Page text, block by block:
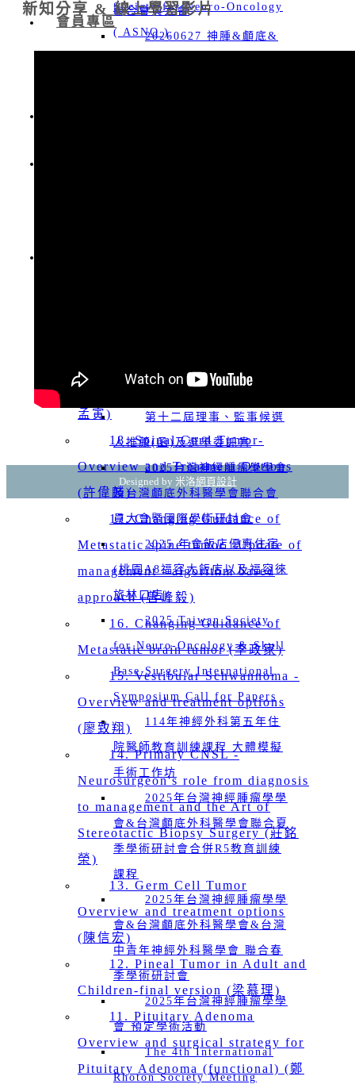
聯合會員大會
20260627 神腫&顱底&
第十二屆理事、監事候選
人推薦(函)及選舉委託書
2025台灣神經腫瘤學學會
及台灣顱底外科醫學會聯合會
員大會暨國際學術研討會
2025 年會飯店優惠住宿
(桃園A8福容大飯店以及福容徠
旅林口店)
2025 Taiwan Society
for Neuro-Oncology & Skull
Base Surgery International
Symposium Call for Papers
114年神經外科第五年住
院醫師教育訓練課程 大體模擬
手術工作坊
2025年台灣神經腫瘤學學
會&台灣顱底外科醫學會聯合夏
季學術研討會合併R5教育訓練
課程
2025年台灣神經腫瘤學學
會&台灣顱底外科醫學會&台灣
中青年神經外科醫學會 聯合春
季學術研討會
2025年台灣神經腫瘤學學
會 預定學術活動
The 4th International
Rhoton Society Meeting
Society for Neuro-Oncology
( ASNO )
會員專區
and cell therapy in CNS tumors (楊
孟寅)
18. Spinal Cord Tumor-
Overview and Treatment Options
(許偉麟)
17. Changing Guidance of
Metastatic spine tumor _Update of
management - algorithm based
approach (曾峰毅)
16. Changing Guidance of
Metastatic brain tumor (李政家)
15. Vestibular Schwannoma -
Overview and treatment options
(廖致翔)
14. Primary CNSL -
Neurosurgeon's role from diagnosis
to management and the Art of
Stereotactic Biopsy Surgery (莊銘
榮)
13. Germ Cell Tumor
Overview and treatment options
(陳信宏)
12. Pineal Tumor in Adult and
Children-final version (梁慕理)
11. Pituitary Adenoma
Overview and surgical strategy for
Pituitary Adenoma (functional) (鄭
新知分享 & 線上學習影片
Designed by 米洛網頁設計